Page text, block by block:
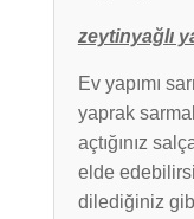
zeytinyağlı
Ev yapımı
yaprak
açtığınız
elde
dilediğiniz